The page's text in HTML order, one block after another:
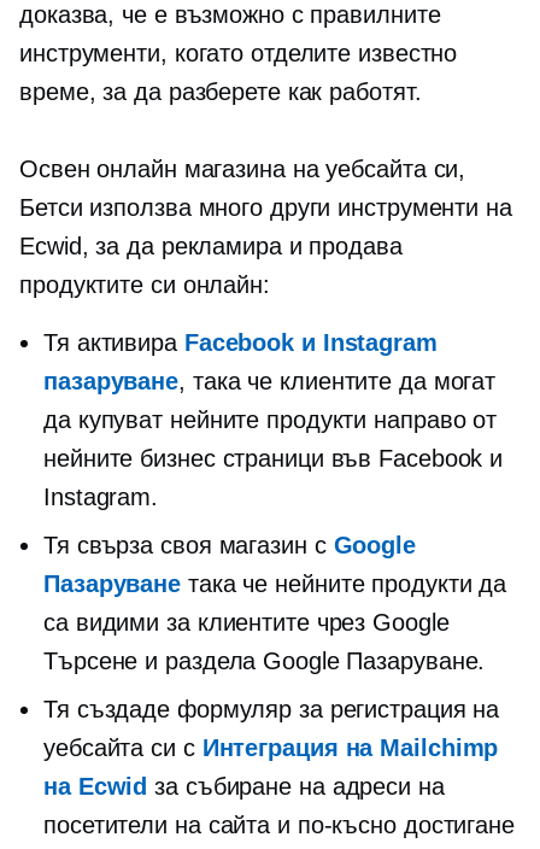
доказва, че е възможно с правилните
инструменти, когато отделите известно
време, за да разберете как работят.
Освен онлайн магазина на уебсайта си,
Бетси използва много други инструменти на
Ecwid, за да рекламира и продава
продуктите си онлайн:
Тя активира Facebook и Instagram
пазаруване, така че клиентите да могат
да купуват нейните продукти направо от
нейните бизнес страници във Facebook и
Instagram.
Тя свърза своя магазин с Google
Пазаруване така че нейните продукти да
са видими за клиентите чрез Google
Търсене и раздела Google Пазаруване.
Тя създаде формуляр за регистрация на
уебсайта си с Интеграция на Mailchimp
на Ecwid за събиране на адреси на
посетители на сайта и по-късно достигане